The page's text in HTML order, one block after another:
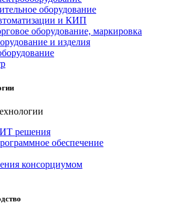
оборудование
и КИП
оборудование, маркировка
и изделия
решения
обеспечение
консорциумом